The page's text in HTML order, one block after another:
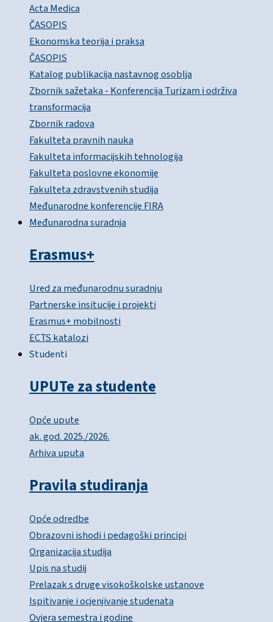
Acta Medica
ČASOPIS
Ekonomska teorija i praksa
ČASOPIS
Katalog publikacija nastavnog osoblja
Zbornik sažetaka - Konferencija Turizam i održiva
transformacija
Zbornik radova
Fakulteta pravnih nauka
Fakulteta informacijskih tehnologija
Fakulteta poslovne ekonomije
Fakulteta zdravstvenih studija
Međunarodne konferencije FIRA
Međunarodna suradnja
Erasmus+
Ured za međunarodnu suradnju
Partnerske insitucije i projekti
Erasmus+ mobilnosti
ECTS katalozi
Studenti
UPUTe za studente
Opće upute
ak. god. 2025./2026.
Arhiva uputa
Pravila studiranja
Opće odredbe
Obrazovni ishodi i pedagoški principi
Organizacija studija
Upis na studij
Prelazak s druge visokoškolske ustanove
Ispitivanje i ocjenjivanje studenata
Ovjera semestra i godine